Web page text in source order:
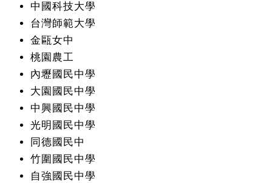
中國科技大學
台灣師範大學
金甌女中
桃園農工
內壢國民中學
大園國民中學
中興國民中學
光明國民中學
同德國民中
竹圍國民中學
自強國民中學